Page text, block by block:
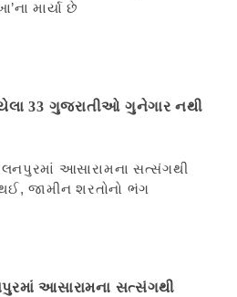
33 ગુજરાતીઓ ગુનેગાર નથી
આસારામના સત્સંગથી